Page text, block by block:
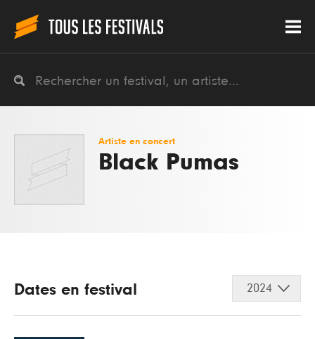
Artiste en concert
Black Pumas
Dates en festival 2024